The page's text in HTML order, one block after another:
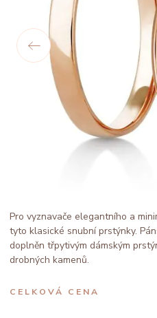
Pro vyznavače elegantního a
tyto klasické snubní prstýnky.
doplněn třpytivým dámským
drobných kamenů.
CELKOVÁ CENA